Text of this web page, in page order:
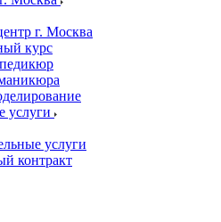
г. Москва
курс
услуги
услуги
контракт